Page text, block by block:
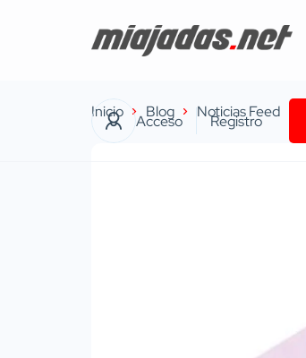
Acceso Registro
Inicio Blog Noticias Feed